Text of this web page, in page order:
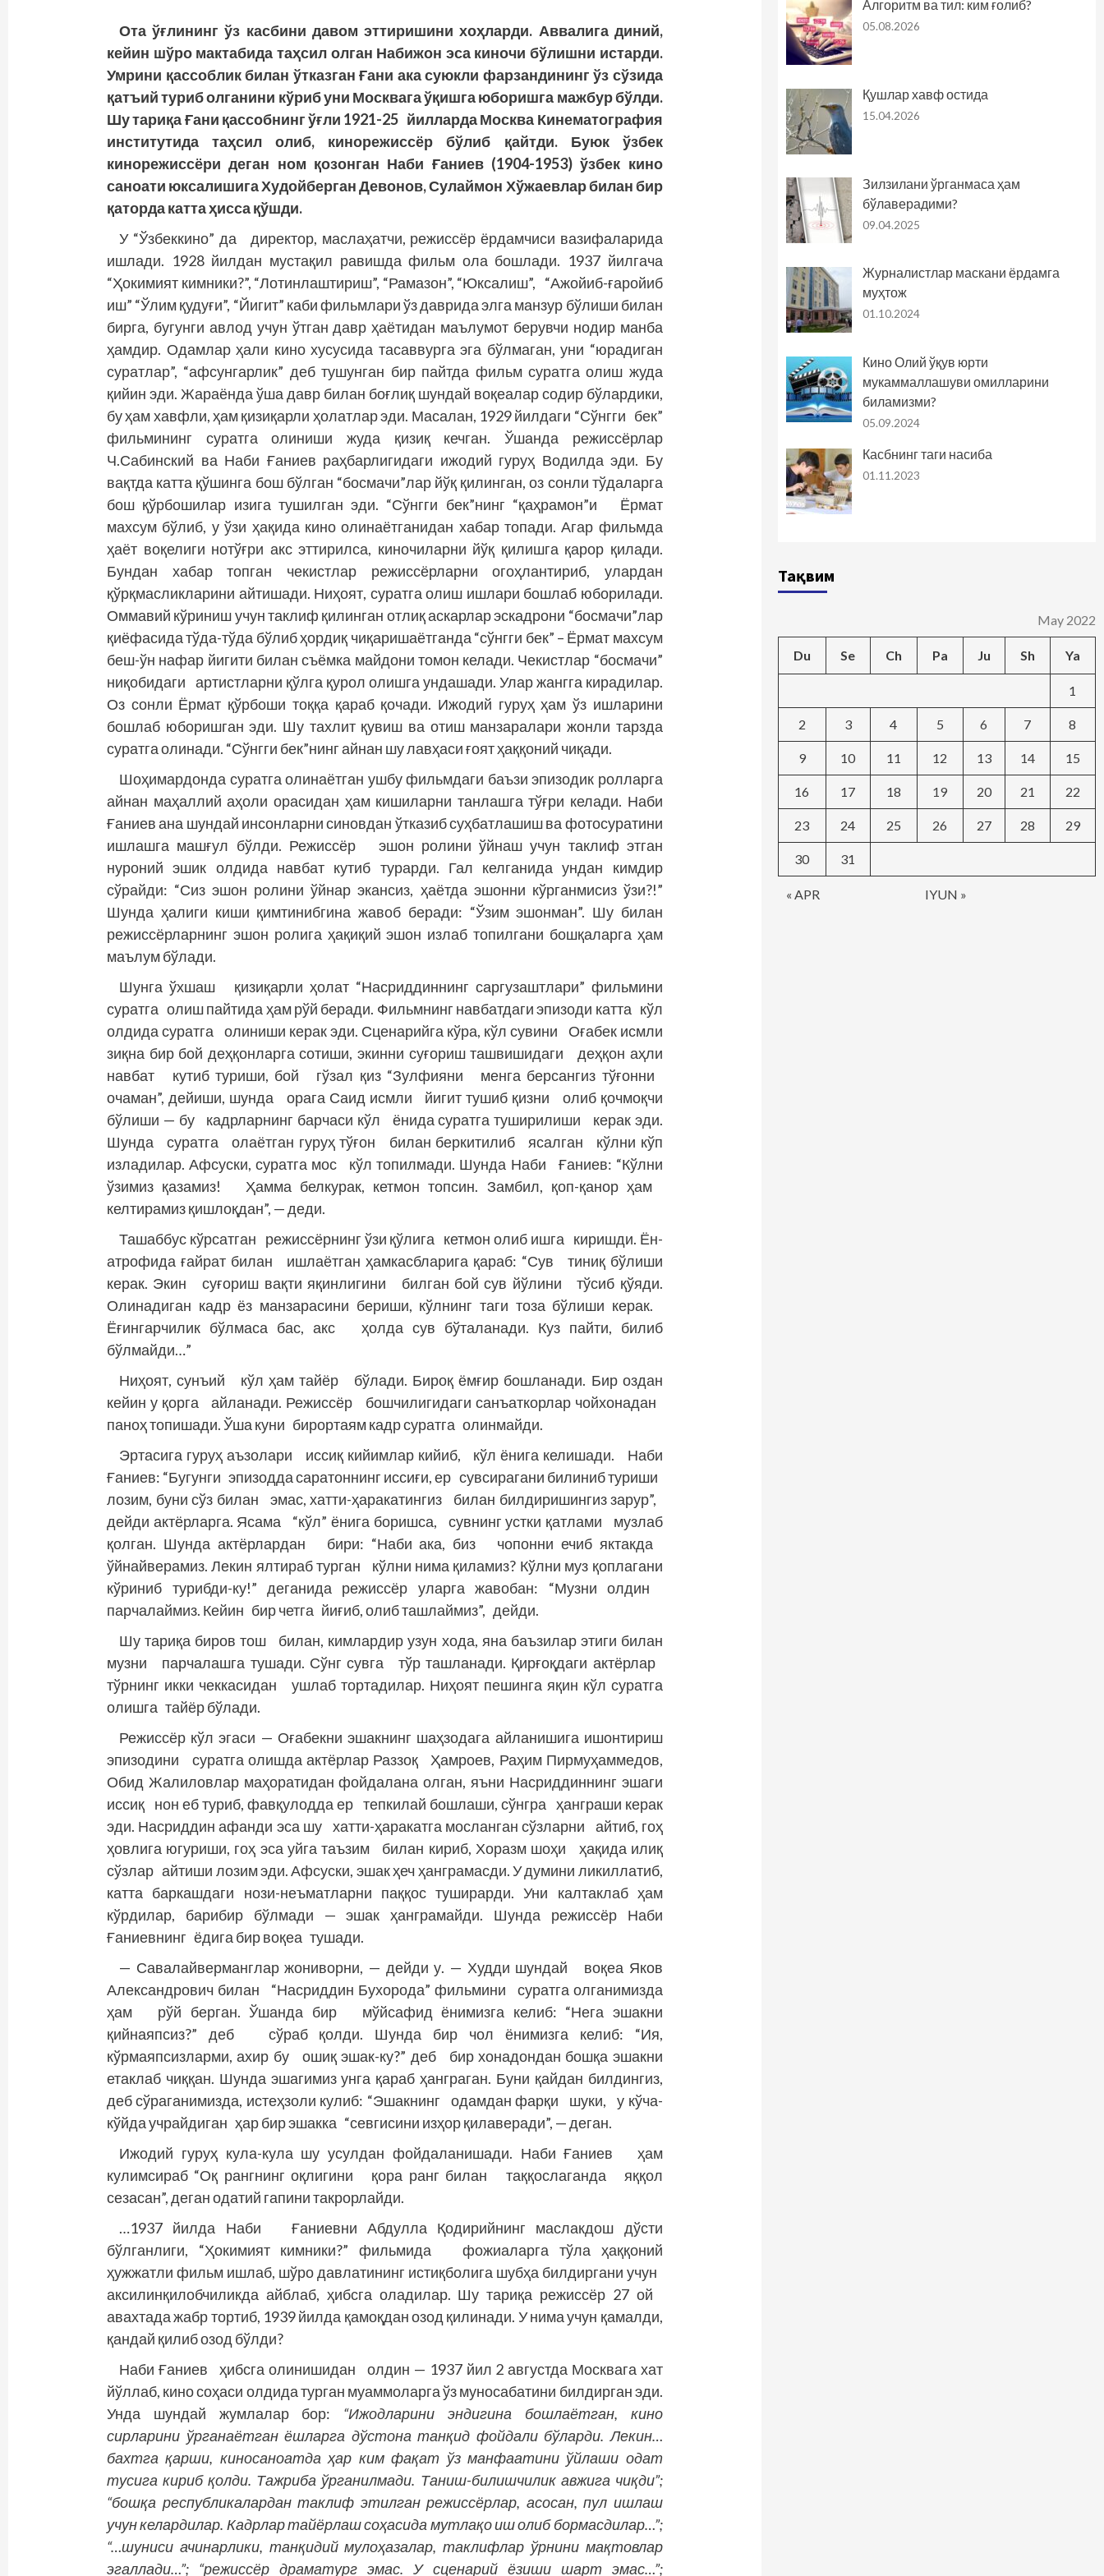
Ота ўғлининг ўз касбини давом эттиришини хоҳларди. Аввалига диний,
кейин шўро мактабида таҳсил олган Набижон эса киночи бўлишни истарди.
Умрини қассоблик билан ўтказган Ғани ака суюкли фарзандининг ўз сўзида
қатъий туриб олганини кўриб уни Москвага ўқишга юборишга мажбур бўлди.
Шу тариқа Ғани қассобнинг ўғли 1921-25 йилларда Москва Кинематография
институтида таҳсил олиб, кинорежиссёр бўлиб қайтди. Буюк ўзбек
кинорежиссёри деган ном қозонган Наби Ғаниев (1904-1953) ўзбек кино
саноати юксалишига Худойберган Девонов, Сулаймон Хўжаевлар билан бир
қаторда катта ҳисса қўшди.
У “Ўзбеккино” да директор, маслаҳатчи, режиссёр ёрдамчиси вазифаларида
ишлади. 1928 йилдан мустақил равишда фильм ола бошлади. 1937 йилгача
“Ҳокимият кимники?”, “Лотинлаштириш”, “Рамазон”, “Юксалиш”, “Ажойиб-ғаройиб
иш” “Ўлим қудуғи”, “Йигит” каби фильмлари ўз даврида элга манзур бўлиши билан
бирга, бугунги авлод учун ўтган давр ҳаётидан маълумот берувчи нодир манба
ҳамдир. Одамлар ҳали кино хусусида тасаввурга эга бўлмаган, уни “юрадиган
суратлар”, “афсунгарлик” деб тушунган бир пайтда фильм суратга олиш жуда
қийин эди. Жараёнда ўша давр билан боғлиқ шундай воқеалар содир бўлардики,
бу ҳам хавфли, ҳам қизиқарли ҳолатлар эди. Масалан, 1929 йилдаги “Сўнгги бек”
фильмининг суратга олиниши жуда қизиқ кечган. Ўшанда режиссёрлар
Ч.Сабинский ва Наби Ғаниев раҳбарлигидаги ижодий гуруҳ Водилда эди. Бу
вақтда катта қўшинга бош бўлган “босмачи”лар йўқ қилинган, оз сонли тўдаларга
бош қўрбошилар изига тушилган эди. “Сўнгги бек”нинг “қаҳрамон”и Ёрмат
махсум бўлиб, у ўзи ҳақида кино олинаётганидан хабар топади. Агар фильмда
ҳаёт воқелиги нотўғри акс эттирилса, киночиларни йўқ қилишга қарор қилади.
Бундан хабар топган чекистлар режиссёрларни огоҳлантириб, улардан
қўрқмасликларини айтишади. Ниҳоят, суратга олиш ишлари бошлаб юборилади.
Оммавий кўриниш учун таклиф қилинган отлиқ аскарлар эскадрони “босмачи”лар
қиёфасида тўда-тўда бўлиб ҳордиқ чиқаришаётганда “сўнгги бек” – Ёрмат махсум
беш-ўн нафар йигити билан съёмка майдони томон келади. Чекистлар “босмачи”
ниқобидаги артистларни қўлга қурол олишга ундашади. Улар жанг­­га кирадилар.
Оз сонли Ёрмат қўрбоши тоққа қараб қочади. Ижодий гуруҳ ҳам ўз ишларини
бошлаб юборишган эди. Шу тахлит қувиш ва отиш манзаралари жонли тарзда
суратга олинади. “Сўнгги бек”нинг айнан шу лавҳаси ғоят ҳаққоний чиқади.
Шоҳимардонда суратга олинаётган ушбу фильм­даги баъзи эпизодик ролларга
айнан маҳаллий аҳоли орасидан ҳам кишиларни танлашга тўғри келади. Наби
Ғаниев ана шундай инсонларни синовдан ўтказиб суҳбатлашиш ва фотосуратини
ишлашга машғул бўлди. Режиссёр эшон ролини ўйнаш учун таклиф этган
нуроний эшик олдида навбат кутиб турарди. Гал келганида ундан кимдир
сўрайди: “Сиз эшон ролини ўйнар экансиз, ҳаётда эшонни кўрганмисиз ўзи?!”
Шунда ҳалиги киши қимтинибгина жавоб беради: “Ўзим эшонман”. Шу билан
режиссёрларнинг эшон ролига ҳақиқий эшон излаб топилгани бошқаларга ҳам
маълум бўлади.
Шунга ўхшаш қизиқарли ҳолат “Насриддиннинг саргузаштлари” фильмини
суратга олиш пайтида ҳам рўй беради. Фильмнинг навбатдаги эпизоди катта кўл
олдида суратга олиниши керак эди. Сценарийга кўра, кўл сувини Оғабек исмли
зиқна бир бой деҳқонларга сотиши, экинни суғориш ташвишидаги деҳқон аҳли
навбат кутиб туриши, бой гўзал қиз “Зулфияни менга берсангиз тўғонни
очаман”, дейиши, шунда орага Саид исмли йигит тушиб қизни олиб қочмоқчи
бўлиши — бу кадрларнинг барчаси кўл ёнида суратга туширилиши керак эди.
Шунда суратга олаётган гуруҳ тўғон билан беркитилиб ясалган кўлни кўп
изладилар. Афсуски, суратга мос кўл топилмади. Шунда Наби Ғаниев: “Кўлни
ўзимиз қазамиз! Ҳамма белкурак, кетмон топсин. Замбил, қоп-қанор ҳам
келтирамиз қиш­лоқдан”, — деди.
Ташаббус кўрсатган режиссёрнинг ўзи қўлига кетмон олиб ишга киришди. Ён-
атрофида ғайрат билан ишлаётган ҳамкасбларига қараб: “Сув тиниқ бўлиши
керак. Экин суғориш вақти яқинлигини билган бой сув йўлини тўсиб қўяди.
Олинадиган кадр ёз манзарасини бериши, кўлнинг таги тоза бўлиши керак.
Ёғингарчилик бўлмаса бас, акс ҳолда сув бўталанади. Куз пайти, билиб
бўлмайди…”
Ниҳоят, сунъий кўл ҳам тайёр бўлади. Бироқ ёмғир бошланади. Бир оздан
кейин у қорга айланади. Режиссёр бошчилигидаги санъаткорлар чойхонадан
паноҳ топишади. Ўша куни бирортаям кадр суратга олинмайди.
Эртасига гуруҳ аъзолари иссиқ кийимлар кийиб, кўл ёнига келишади. Наби
Ғаниев: “Бугунги эпизодда саратоннинг иссиғи, ер сувсирагани билиниб туриши
лозим, буни сўз билан эмас, хатти-ҳаракатингиз билан билдиришингиз зарур”,
дейди актёрларга. Ясама “кўл” ёнига боришса, сувнинг устки қатлами музлаб
қолган. Шунда актёрлардан бири: “Наби ака, биз чопонни ечиб яктакда
ўйнайверамиз. Лекин ялтираб турган кўлни нима қиламиз? Кўлни муз қоплагани
кўриниб турибди-ку!” деганида режиссёр уларга жавобан: “Музни олдин
парчалаймиз. Кейин бир четга йиғиб, олиб ташлаймиз”, дейди.
Шу тариқа биров тош билан, кимлардир узун хода, яна баъзилар этиги билан
музни парчалашга тушади. Сўнг сувга тўр ташланади. Қирғоқдаги актёрлар
тўрнинг икки чеккасидан ушлаб тортадилар. Ниҳоят пешинга яқин кўл суратга
олишга тайёр бўлади.
Режиссёр кўл эгаси — Оғабекни эшакнинг шаҳзодага айланишига ишонтириш
эпизодини суратга олишда актёрлар Раззоқ Ҳамроев, Раҳим Пирмуҳаммедов,
Обид Жалиловлар маҳоратидан фойдалана олган, яъни Насриддиннинг эшаги
иссиқ нон еб туриб, фавқулодда ер тепкилай бошлаши, сўнгра ҳанг­раши керак
эди. Насриддин афанди эса шу хатти-ҳаракатга мосланган сўзларни айтиб, гоҳ
ҳовлига югуриши, гоҳ эса уйга таъзим билан кириб, Хоразм шоҳи ҳақида илиқ
сўзлар айтиши лозим эди. Афсуски, эшак ҳеч ҳанграмасди. У думини ликиллатиб,
катта баркашдаги нози-неъматларни паққос туширарди. Уни калтаклаб ҳам
кўрдилар, барибир бўлмади — эшак ҳанграмайди. Шунда режиссёр Наби
Ғаниевнинг ёдига бир воқеа тушади.
— Савалайверманглар жониворни, — дей­ди у. — Худди шундай воқеа Яков
Александрович билан “Насриддин Бухорода” фильмини суратга олганимизда
ҳам рўй берган. Ўшанда бир мўйсафид ёнимизга келиб: “Нега эшакни
қийнаяпсиз?” деб сўраб қолди. Шунда бир чол ёнимизга келиб: “Ия,
кўрмаяпсизларми, ахир бу ошиқ эшак-ку?” деб бир хонадондан бошқа эшакни
етаклаб чиққан. Шунда эшагимиз унга қараб ҳанграган. Буни қайдан билдингиз,
деб сўраганимизда, истеҳзоли кулиб: “Эшакнинг одамдан фарқи шуки, у кўча-
кўйда учрайдиган ҳар бир эшакка “севгисини изҳор қилаверади”, — деган.
Ижодий гуруҳ кула-кула шу усулдан фойдаланишади. Наби Ғаниев ҳам
кулимсираб “Оқ рангнинг оқлигини қора ранг билан таққослаганда яққол
сезасан”, деган одатий гапини так­рорлайди.
…1937 йилда Наби Ғаниевни Абдулла Қодирийнинг маслакдош дўсти
бўлганлиги, “Ҳокимият кимники?” фильмида фожиаларга тўла ҳаққоний
ҳужжатли фильм ишлаб, шўро давлатининг истиқболига шубҳа билдиргани учун
аксилинқилобчиликда айб­лаб, ҳибсга оладилар. Шу тариқа режиссёр 27 ой
авахтада жабр тортиб, 1939 йилда қамоқдан озод қилинади. У нима учун қамалди,
қандай қилиб озод бўлди?
Наби Ғаниев ҳибсга олинишидан олдин — 1937 йил 2 августда Москвага хат
йўллаб, кино соҳаси олдида турган муаммоларга ўз муносабатини билдирган эди.
Унда шундай жумлалар бор: “Ижодларини эндигина бошлаётган, кино
сирларини ўрганаётган ёшларга дўстона танқид фойдали бўларди. Лекин…
бахтга қарши, киносаноатда ҳар ким фақат ўз манфаатини ўйлаши одат
тусига кириб қолди. Тажриба ўрганилмади. Таниш-билишчилик авжига чиқди”;
“бош­қа республикалардан таклиф этилган режиссёрлар, асосан, пул ишлаш
учун келардилар. Кадрлар тайёрлаш соҳасида мутлақо иш олиб бормасдилар…”;
“…шуниси ачинарлики, танқидий мулоҳазалар, таклифлар ўрнини мақтовлар
эгаллади…”; “режиссёр драматург эмас. У сценарий ёзиши шарт эмас…”;
Алгоритм ва тил: ким ғолиб?
05.08.2026
Қушлар хавф остида
15.04.2026
Зилзилани ўрганмаса ҳам
бўлаверадими?
09.04.2025
Журналистлар маскани ёрдамга
муҳтож
01.10.2024
Кино Олий ўқув юрти
мукаммаллашуви омилларини
биламизми?
05.09.2024
Касбнинг таги насиба
01.11.2023
Тақвим
May 2022
Du Se Ch Pa Ju Sh Ya
« APR IYUN »
1
2 3 4 5 6 7 8
9 10 11 12 13 14 15
16 17 18 19 20 21 22
23 24 25 26 27 28 29
30 31